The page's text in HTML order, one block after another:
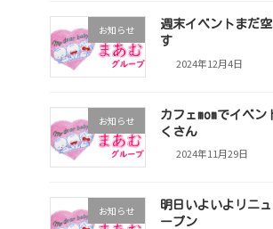
お知らせ
週末イベントまだ
す
2024年12月4日
お知らせ
カフェmomでイベン
くさん
2024年11月29日
お知らせ
明日いよいよリニ
ープン